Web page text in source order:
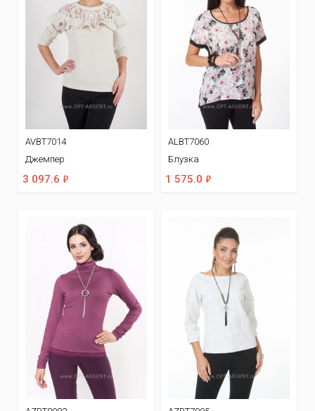
AVBT7014
Джемпер
3 097.6 ф
ALBT7060
Блузка
1 575.0 ф